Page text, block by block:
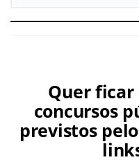
Quer
concursos
previstos